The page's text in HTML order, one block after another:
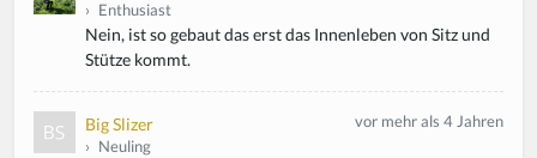
› Enthusiast
Nein, ist so gebaut das erst das Innenleben von Sitz und
Stütze kommt.
Big Slizer
› Neuling
vor mehr als 4 Jahren